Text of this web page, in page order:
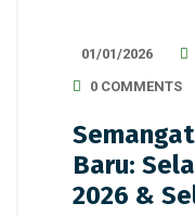
01/01/2026
0 COMMENTS
Baru:
2026 &